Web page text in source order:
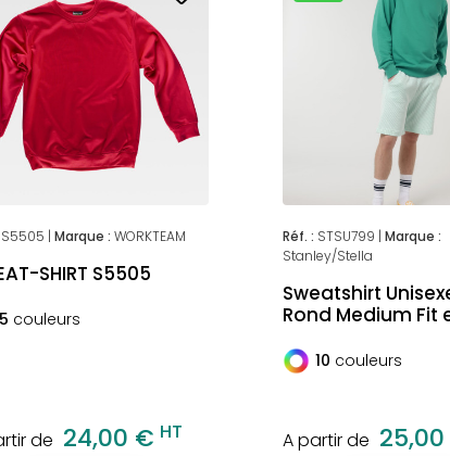
S5505 | Marque : WORKTEAM
SHIRT S5505
5 couleurs
de 24,00 € HT
Réf. : STSU799 | Marque :
Stanley/Stella
Sweatshirt
Rond Medium Fit
10 couleurs
A partir de